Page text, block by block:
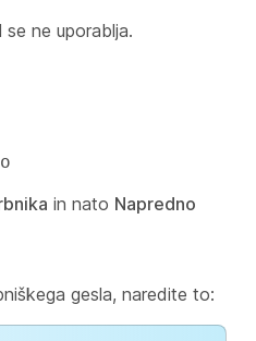
ne uporablja.
in nato Napredno
gesla, naredite to: